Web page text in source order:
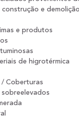
e demolição
e produtos
de higrotérmica
/ Coberturas
sobreelevados